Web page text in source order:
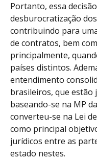
Portanto, essa
desburocratização
contribuindo para
de contratos, bem
principalmente,
países distintos.
entendimento
brasileiros, que estão
baseando-se na MP
converteu-se na Lei
como principal
jurídicos entre as
estado nestes.